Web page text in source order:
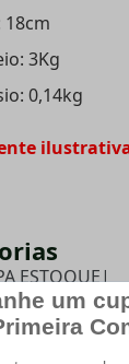
3Kg
0,14kg
ESTOQUE|
- |